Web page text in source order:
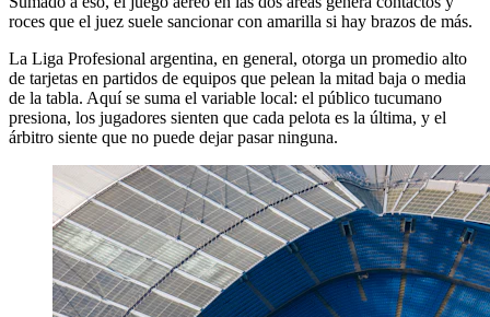
roces que el juez suele sancionar con amarilla si hay brazos de más.
La Liga Profesional argentina, en general, otorga un promedio alto
de tarjetas en partidos de equipos que pelean la mitad baja o media
de la tabla. Aquí se suma el variable local: el público tucumano
presiona, los jugadores sienten que cada pelota es la última, y el
árbitro siente que no puede dejar pasar ninguna.